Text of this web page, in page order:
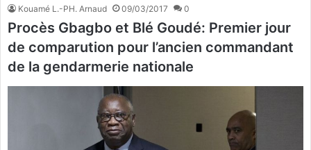
Kouamé L.-PH. Arnaud 09/03/2017 0
Procès Gbagbo et Blé Goudé: Premier jour
de comparution pour l’ancien commandant
de la gendarmerie nationale